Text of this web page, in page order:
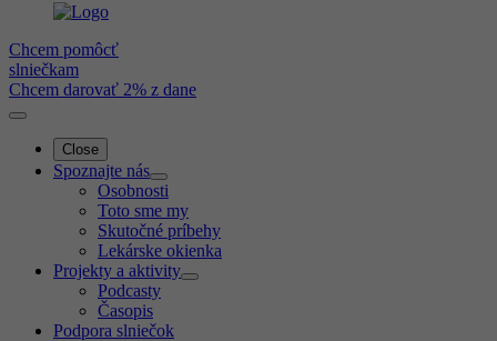
Chcem pomôcť
slniečkam
Chcem darovať 2% z dane
Close
Spoznajte nás
Osobnosti
Toto sme my
Skutočné príbehy
Lekárske okienka
Projekty a aktivity
Podcasty
Časopis
Podpora slniečok